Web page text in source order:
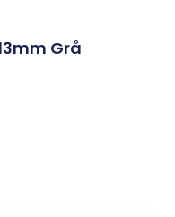
Grå